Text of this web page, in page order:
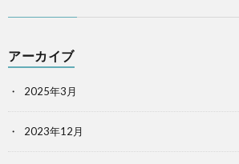
アーカイブ
2025年3月
2023年12月